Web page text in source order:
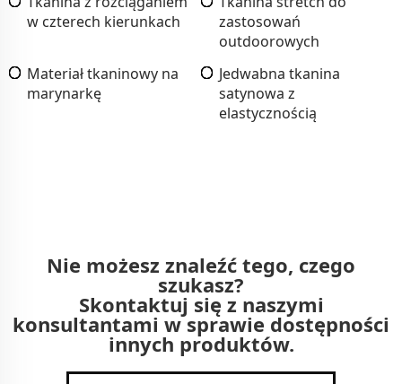
w czterech kierunkach
zastosowań
outdoorowych
Materiał tkaninowy na
marynarkę
Jedwabna tkanina
satynowa z
elastycznością
Nie możesz znaleźć tego, czego
szukasz?
Skontaktuj się z naszymi
konsultantami w sprawie dostępności
innych produktów.